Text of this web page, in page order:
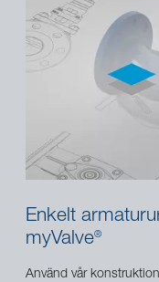
Enkelt
myValve®
Använd vår